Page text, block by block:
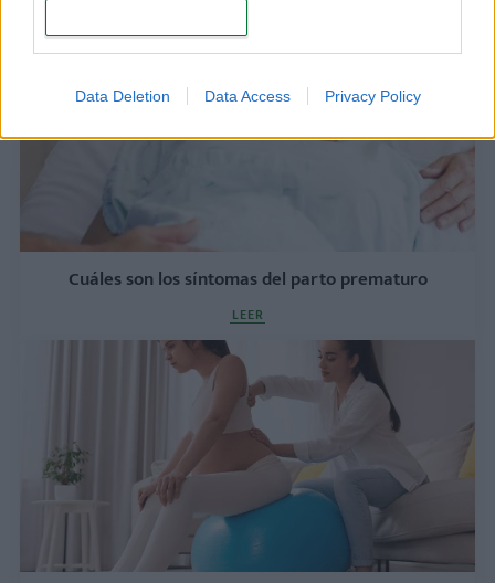
Data Deletion Data Access Privacy Policy
Cuáles son los síntomas del parto prematuro
LEER